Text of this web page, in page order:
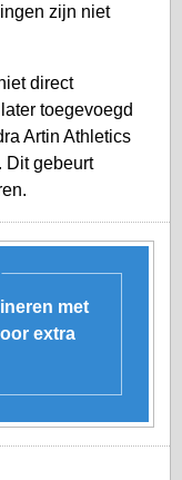
zijn niet
direct
toegevoegd
Artin Athletics
Dit gebeurt
met
extra